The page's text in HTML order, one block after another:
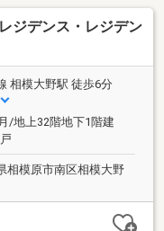
チラシなどに掲載で
物件も多数ございま
ジデンス・レジデン
相模大野駅 徒歩6分
/地上32階地下1階建
相模原市南区相模大野